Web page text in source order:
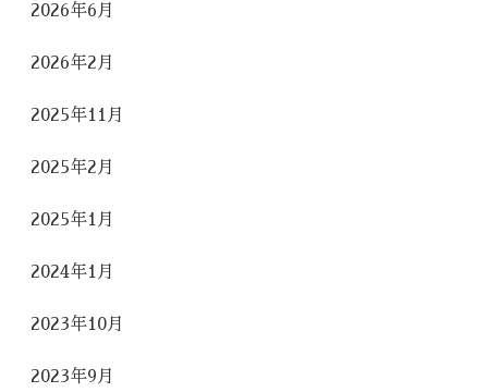
2026年6月
2026年2月
2025年11月
2025年2月
2025年1月
2024年1月
2023年10月
2023年9月